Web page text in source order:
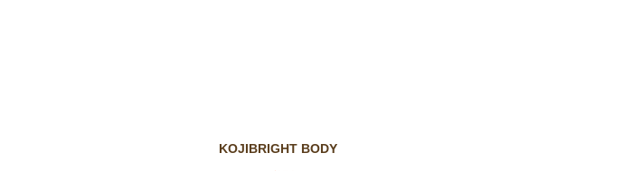
KOJIBRIGHT BODY